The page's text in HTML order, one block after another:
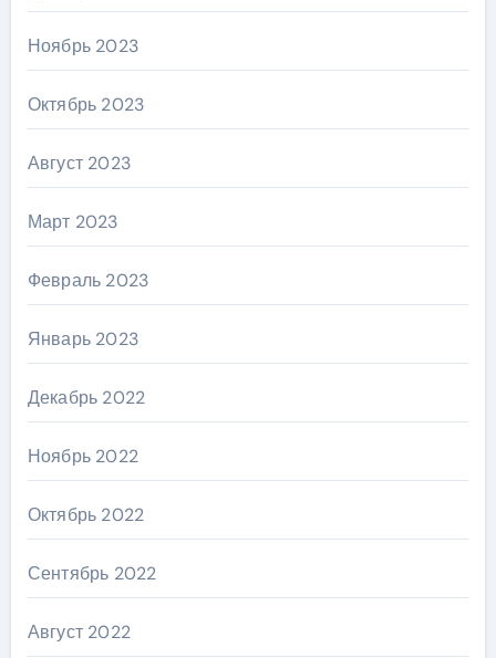
Ноябрь 2023
Октябрь 2023
Август 2023
Март 2023
Февраль 2023
Январь 2023
Декабрь 2022
Ноябрь 2022
Октябрь 2022
Сентябрь 2022
Август 2022